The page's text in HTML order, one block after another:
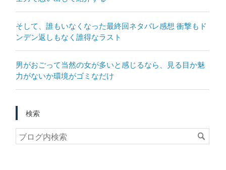
そして、誰もいなくなった最終回ネタバレ感想 衝撃もド
ンデン返しもなく誰得なラスト
男がおごって当然の女が多いと感じるなら、見る目か魅
力がないか環境がゴミなだけ
検索